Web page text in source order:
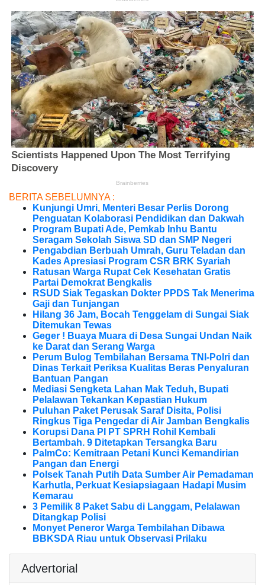
BERITA SEBELUMNYA :
Kunjungi Umri, Menteri Besar Perlis Dorong
Penguatan Kolaborasi Pendidikan dan Dakwah
Program Bupati Ade, Pemkab Inhu Bantu
Seragam Sekolah Siswa SD dan SMP Negeri
Pengabdian Berbuah Umrah, Guru Teladan dan
Kades Apresiasi Program CSR BRK Syariah
Ratusan Warga Rupat Cek Kesehatan Gratis
Partai Demokrat Bengkalis
RSUD Siak Tegaskan Dokter PPDS Tak Menerima
Gaji dan Tunjangan
Hilang 36 Jam, Bocah Tenggelam di Sungai Siak
Ditemukan Tewas
Geger ! Buaya Muara di Desa Sungai Undan Naik
ke Darat dan Serang Warga
Perum Bulog Tembilahan Bersama TNI-Polri dan
Dinas Terkait Periksa Kualitas Beras Penyaluran
Bantuan Pangan
Mediasi Sengketa Lahan Mak Teduh, Bupati
Pelalawan Tekankan Kepastian Hukum
Puluhan Paket Perusak Saraf Disita, Polisi
Ringkus Tiga Pengedar di Air Jamban Bengkalis
Korupsi Dana PI PT SPRH Rohil Kembali
Bertambah. 9 Ditetapkan Tersangka Baru
PalmCo: Kemitraan Petani Kunci Kemandirian
Pangan dan Energi
Polsek Tanah Putih Data Sumber Air Pemadaman
Karhutla, Perkuat Kesiapsiagaan Hadapi Musim
Kemarau
3 Pemilik 8 Paket Sabu di Langgam, Pelalawan
Ditangkap Polisi
Monyet Peneror Warga Tembilahan Dibawa
BBKSDA Riau untuk Observasi Prilaku
Advertorial